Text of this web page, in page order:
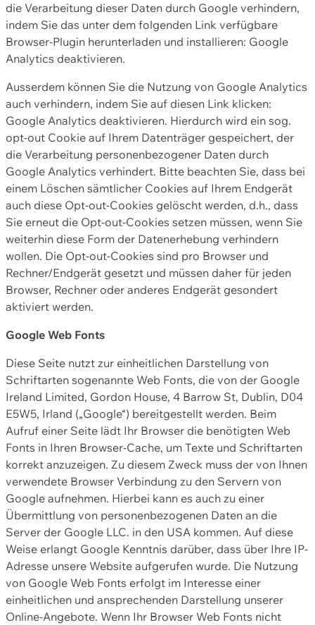
die Verarbeitung dieser Daten durch Google verhindern,
indem Sie das unter dem folgenden Link verfügbare
Browser-Plugin herunterladen und installieren: Google
Analytics deaktivieren.
Ausserdem können Sie die Nutzung von Google Analytics
auch verhindern, indem Sie auf diesen Link klicken:
Google Analytics deaktivieren. Hierdurch wird ein sog.
opt-out Cookie auf Ihrem Datenträger gespeichert, der
die Verarbeitung personenbezogener Daten durch
Google Analytics verhindert. Bitte beachten Sie, dass bei
einem Löschen sämtlicher Cookies auf Ihrem Endgerät
auch diese Opt-out-Cookies gelöscht werden, d.h., dass
Sie erneut die Opt-out-Cookies setzen müssen, wenn Sie
weiterhin diese Form der Datenerhebung verhindern
wollen. Die Opt-out-Cookies sind pro Browser und
Rechner/Endgerät gesetzt und müssen daher für jeden
Browser, Rechner oder anderes Endgerät gesondert
aktiviert werden.
Google Web Fonts
Diese Seite nutzt zur einheitlichen Darstellung von
Schriftarten sogenannte Web Fonts, die von der Google
Ireland Limited, Gordon House, 4 Barrow St, Dublin, D04
E5W5, Irland („Google“) bereitgestellt werden. Beim
Aufruf einer Seite lädt Ihr Browser die benötigten Web
Fonts in Ihren Browser-Cache, um Texte und Schriftarten
korrekt anzuzeigen. Zu diesem Zweck muss der von Ihnen
verwendete Browser Verbindung zu den Servern von
Google aufnehmen. Hierbei kann es auch zu einer
Übermittlung von personenbezogenen Daten an die
Server der Google LLC. in den USA kommen. Auf diese
Weise erlangt Google Kenntnis darüber, dass über Ihre IP-
Adresse unsere Website aufgerufen wurde. Die Nutzung
von Google Web Fonts erfolgt im Interesse einer
einheitlichen und ansprechenden Darstellung unserer
Online-Angebote. Wenn Ihr Browser Web Fonts nicht